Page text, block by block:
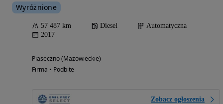
Wyróżnione
57 487 km Diesel
Automatyczna
2017
Piaseczno (Mazowieckie)
Firma • Podbite
Zobacz ogłoszenia